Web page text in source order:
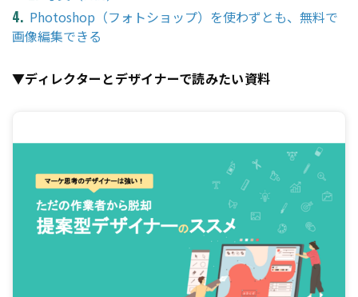
Photoshop（フォトショップ）を使わずとも、無料で
画像編集できる
▼ディレクターとデザイナーで読みたい資料